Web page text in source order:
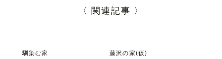
〈 関連記事 〉
馴染む家
藤沢の家(仮)